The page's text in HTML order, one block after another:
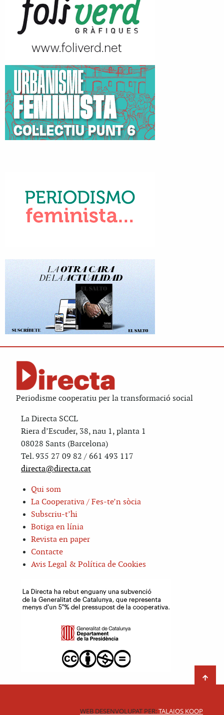
Periodisme cooperatiu per la transformació social
La Directa SCCL
Riera d’Escuder, 38, nau 1, planta 1
08028 Sants (Barcelona)
Tel. 935 27 09 82 / 661 493 117
directa@directa.cat
Qui som
La Cooperativa / Fes-te’n sòcia
Subscriu-t’hi
Botiga en línia
Revista en paper
Contacte
Avis Legal & Política de Cookies
WEB DESENVOLUPAT PER:TALAIOS KOOP